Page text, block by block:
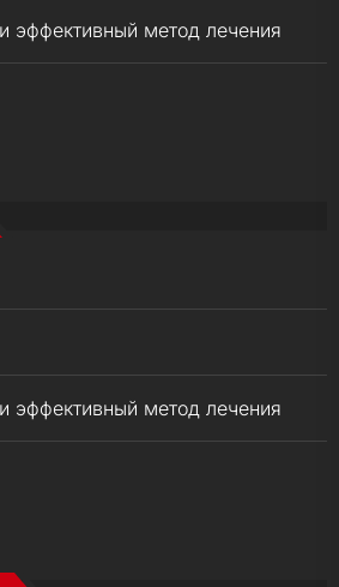
метод лечения
метод лечения